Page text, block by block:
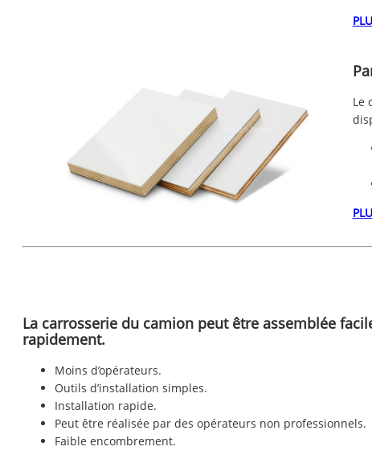
Le
La carrosserie du camion peut être assemblée
rapidement.
Moins d’opérateurs.
Outils d’installation simples.
Installation rapide.
Peut être réalisée par des opérateurs non professionnels.
Faible encombrement.